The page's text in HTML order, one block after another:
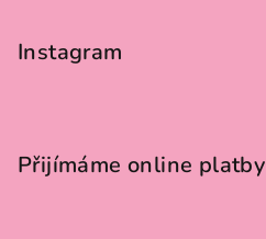
Instagram
Přijímáme online platby